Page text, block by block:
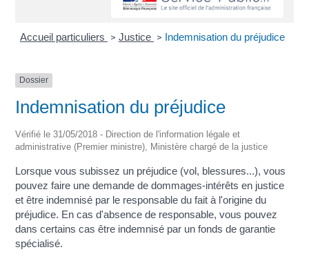
Accueil particuliers > Justice > Indemnisation du préjudice
Dossier
Indemnisation du préjudice
Vérifié le 31/05/2018 - Direction de l'information légale et
administrative (Premier ministre), Ministère chargé de la justice
Lorsque vous subissez un préjudice (vol, blessures...), vous
pouvez faire une demande de dommages-intérêts en justice
et être indemnisé par le responsable du fait à l'origine du
préjudice. En cas d'absence de responsable, vous pouvez
dans certains cas être indemnisé par un fonds de garantie
spécialisé.